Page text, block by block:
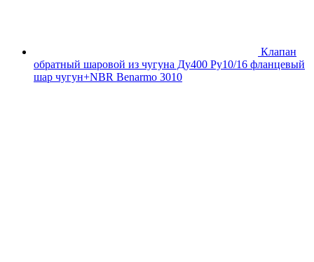
Клапан
обратный шаровой из чугуна Ду400 Ру10/16 фланцевый
шар чугун+NBR Benarmo 3010